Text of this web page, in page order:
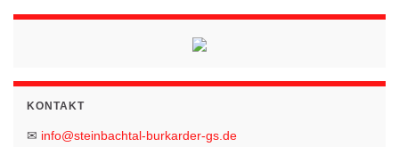
KONTAKT
✉ info@steinbachtal-burkarder-gs.de